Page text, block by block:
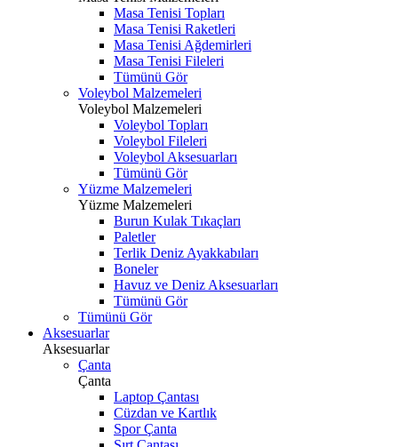
Masa Tenisi Topları
Masa Tenisi Raketleri
Masa Tenisi Ağdemirleri
Masa Tenisi Fileleri
Tümünü Gör
Voleybol Malzemeleri
Voleybol Malzemeleri
Voleybol Topları
Voleybol Fileleri
Voleybol Aksesuarları
Tümünü Gör
Yüzme Malzemeleri
Yüzme Malzemeleri
Burun Kulak Tıkaçları
Paletler
Terlik Deniz Ayakkabıları
Boneler
Havuz ve Deniz Aksesuarları
Tümünü Gör
Tümünü Gör
Aksesuarlar
Aksesuarlar
Çanta
Çanta
Laptop Çantası
Cüzdan ve Kartlık
Spor Çanta